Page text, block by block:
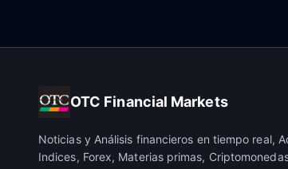
OTC Financial Markets
Noticias y Análisis financieros en tiempo real,
Indices, Forex, Materias primas,